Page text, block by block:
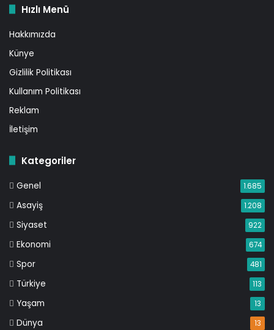
Hızlı Menü
Hakkımızda
Künye
Gizlilik Politikası
Kullanım Politikası
Reklam
İletişim
Kategoriler
Genel 1.685
Asayiş 1.208
Siyaset 922
Ekonomi 674
Spor 481
Türkiye 113
Yaşam 13
Dünya 13